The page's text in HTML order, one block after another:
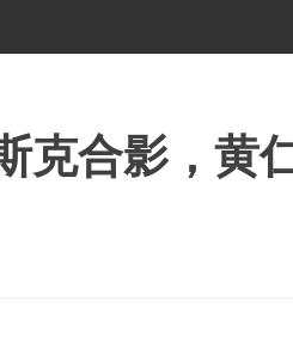
克合影，黄